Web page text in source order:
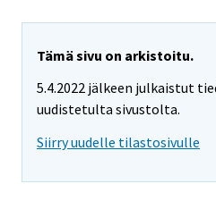
Tämä sivu on arkistoitu.
5.4.2022 jälkeen julkaistut
uudistetulta sivustolta.
Siirry uudelle tilastosivulle